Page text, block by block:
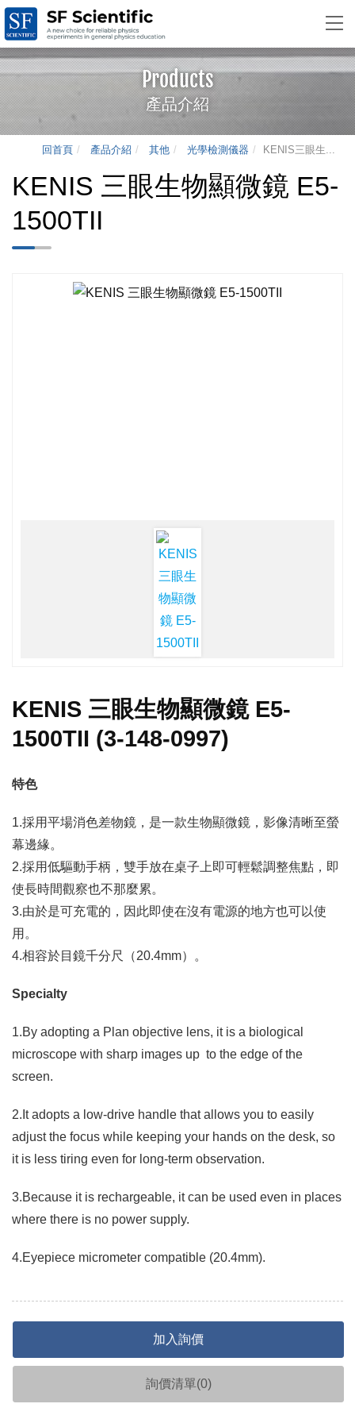
Products
產品介紹
回首頁 產品介紹 其他 光學檢測儀器 KENIS三眼生...
KENIS 三眼生物顯微鏡 E5-
1500TII
KENIS 三眼生物顯微鏡 E5-
1500TII (3-148-0997)
特色
1.採用平場消色差物鏡，是一款生物顯微鏡，影像清晰至螢
幕邊緣。
2.採用低驅動手柄，雙手放在桌子上即可輕鬆調整焦點，即
使長時間觀察也不那麼累。
3.由於是可充電的，因此即使在沒有電源的地方也可以使
用。
4.相容於目鏡千分尺（20.4mm）。
Specialty
1.By adopting a Plan objective lens, it is a biological
microscope with sharp images up to the edge of the
screen.
2.It adopts a low-drive handle that allows you to easily
adjust the focus while keeping your hands on the desk, so
it is less tiring even for long-term observation.
3.Because it is rechargeable, it can be used even in places
where there is no power supply.
4.Eyepiece micrometer compatible (20.4mm).
加入詢價
詢價清單(0)